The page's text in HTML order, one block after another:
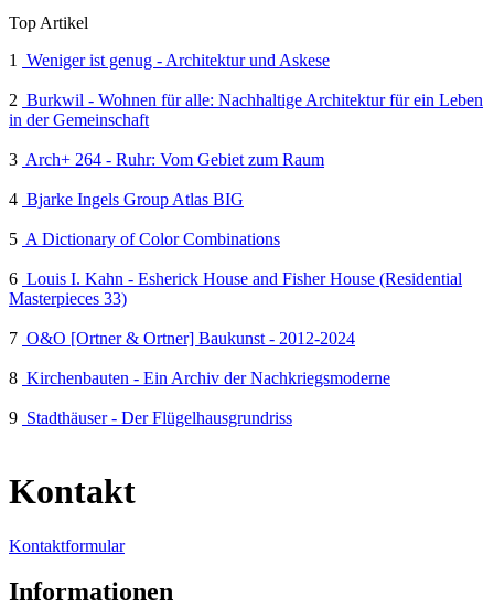
Top Artikel
1
Weniger ist genug - Architektur und Askese
2 Burkwil - Wohnen für alle: Nachhaltige Architektur für ein Leben
in der Gemeinschaft
3 Arch+ 264 - Ruhr: Vom Gebiet zum Raum
4 Bjarke Ingels Group Atlas BIG
5 A Dictionary of Color Combinations
6 Louis I. Kahn - Esherick House and Fisher House (Residential
Masterpieces 33)
7 O&O [Ortner & Ortner] Baukunst - 2012-2024
8 Kirchenbauten - Ein Archiv der Nachkriegsmoderne
9 Stadthäuser - Der Flügelhausgrundriss
Kontakt
Kontaktformular
Informationen